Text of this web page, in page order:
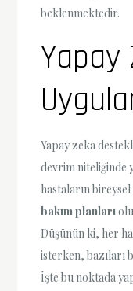
beklenmektedir.
Yapay
Yapay zeka
devrim niteliğinde
hastaların
bakım planları
Düşünün ki, her
isterken, bazıları
İşte bu noktada